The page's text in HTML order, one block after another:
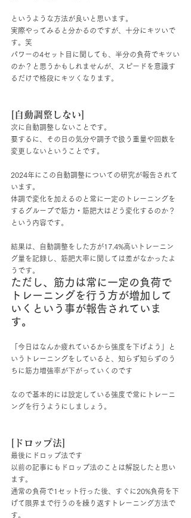
というような方法が良いと思います。
実際やってみると分かるのですが、十分にキツいで
す。笑
パワーの4セット目に関しても、半分の負荷でキツい
のか？と思うかもしれませんが、スピードを意識す
るだけで格段にキツくなります。
[自動調整しない]
次に自動調整しないことです。
要するに、その日の気分や調子で扱う重量や回数を
変更しないということです。
2024年にこの自動調整についての研究が報告されて
います。
体調で変化を加えるのと常に一定のトレーニングを
するグループで筋力・筋肥大はどう変化するのか？
という内容です。
結果は、自動調整をした方が17.4%高いトレーニン
グ量を記録し、筋肥大率に関しては差がなかったよ
うです。
ただし、筋力は常に一定の負荷で
トレーニングを行う方が増加して
いくという事が報告されていま
す。
「今日はなんか疲れているから強度を下げよう」と
いうトレーニングをしていると、知らず知らずのう
ちに筋力増強率が下がっていくのです
なので基本的には設定している強度で常にトレーニ
ングを行うようにしましょう。
[ドロップ法]
最後にドロップ法です
以前の記事にもドロップ法のことは解説したと思い
ます。
通常の負荷で1セット行った後、すぐに20%負荷を下
げて限界まで行うのを繰り返すトレーニング方法で
す。